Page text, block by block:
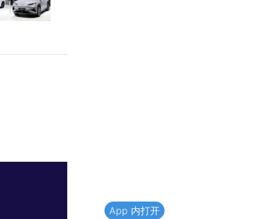
App 内打开